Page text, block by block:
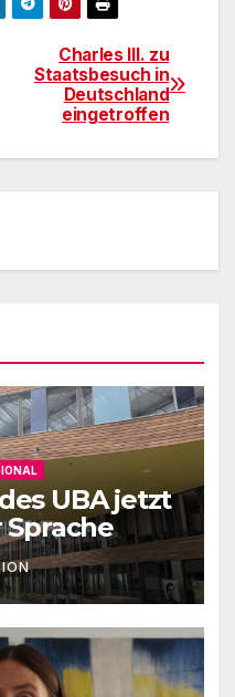
Charles III. zu
Staatsbesuch in
Deutschland
eingetroffen
UBA jetzt